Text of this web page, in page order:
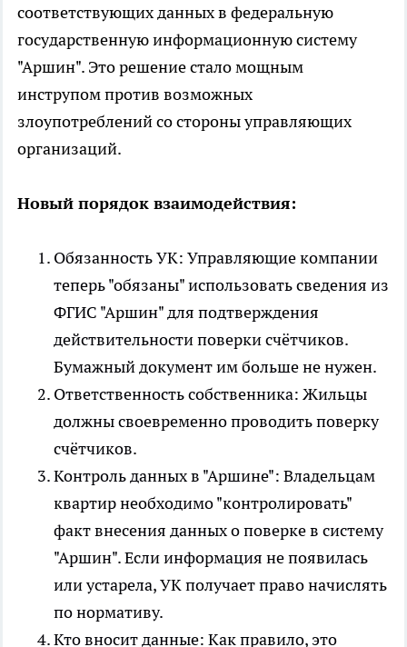
соответствующих данных в федеральную
государственную информационную систему
"Аршин". Это решение стало мощным
инструпом против возможных
злоупотреблений со стороны управляющих
организаций.
Новый порядок взаимодействия:
Обязанность УК: Управляющие компании
теперь "обязаны" использовать сведения из
ФГИС "Аршин" для подтверждения
действительности поверки счётчиков.
Бумажный документ им больше не нужен.
Ответственность собственника: Жильцы
должны своевременно проводить поверку
счётчиков.
Контроль данных в "Аршине": Владельцам
квартир необходимо "контролировать"
факт внесения данных о поверке в систему
"Аршин". Если информация не появилась
или устарела, УК получает право начислять
по нормативу.
Кто вносит данные: Как правило, это